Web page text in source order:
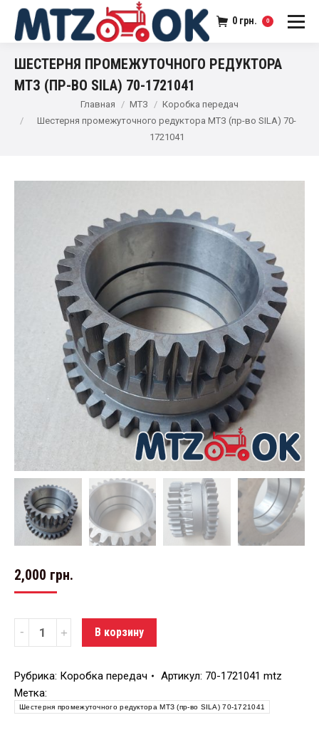
0 грн. 0
ШЕСТЕРНЯ ПРОМЕЖУТОЧНОГО РЕДУКТОРА
МТЗ (ПР-ВО SILA) 70-1721041
Главная МТЗ
Коробка передач
Шестерня промежуточного редуктора МТЗ (пр-во SILA) 70-
1721041
2,000 грн.
Количество В корзину
Рубрика: Коробка передач Артикул: 70-1721041 mtz
Метка:
Шестерня промежуточного редуктора МТЗ (пр-во SILA) 70-1721041